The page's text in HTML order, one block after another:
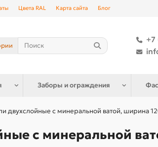
Цвета RAL Карта сайта Блог
+7
Заборы и ограждения
двухслойные с минеральной ватой, ширина
с минеральной